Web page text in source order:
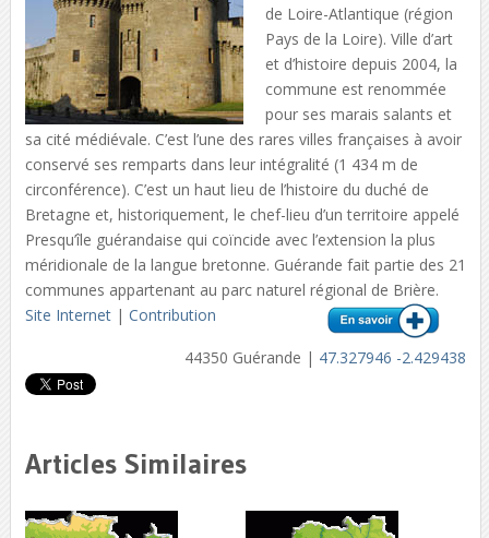
de Loire-Atlantique (région
Pays de la Loire). Ville d’art
et d’histoire depuis 2004, la
commune est renommée
pour ses marais salants et
sa cité médiévale. C’est l’une des rares villes françaises à avoir
conservé ses remparts dans leur intégralité (1 434 m de
circonférence). C’est un haut lieu de l’histoire du duché de
Bretagne et, historiquement, le chef-lieu d’un territoire appelé
Presqu’île guérandaise qui coïncide avec l’extension la plus
méridionale de la langue bretonne. Guérande fait partie des 21
communes appartenant au parc naturel régional de Brière.
Site Internet| Contribution
44350 Guérande | 47.327946 -2.429438
Articles Similaires